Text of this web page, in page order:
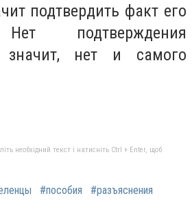
подтвердить факт его
подтверждения
нет и самого
необхідний текст і натисніть Ctrl + Enter, щоб
#пособия #разъяснения